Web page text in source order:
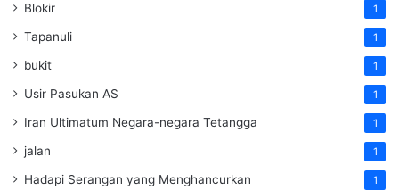
Blokir 1
Tapanuli 1
bukit 1
Usir Pasukan AS 1
Iran Ultimatum Negara-negara Tetangga 1
jalan 1
Hadapi Serangan yang Menghancurkan 1